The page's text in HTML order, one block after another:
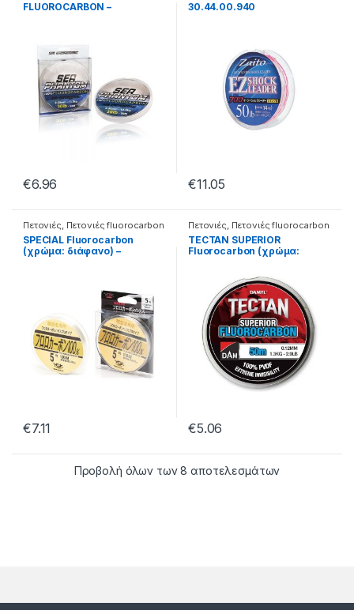
FLUOROCARBON –
€6.96
30.44.00.940
€11.05
Πετονιές, Πετονιές fluorocarbon
SPECIAL Fluorocarbon
(χρώμα: διάφανο) –
€7.11
Πετονιές, Πετονιές fluorocarbon
TECTAN SUPERIOR
Fluorocarbon (χρώμα:
€5.06
Προβολή όλων των 8 αποτελεσμάτων